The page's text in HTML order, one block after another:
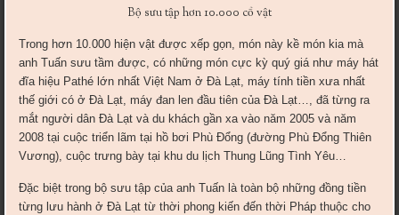
Bộ sưu tập hơn 10.000 cổ vật
Trong hơn 10.000 hiện vật được xếp gọn, món này kề món kia mà
anh Tuấn sưu tầm được, có những món cực kỳ quý giá như máy hát
đĩa hiệu Pathé lớn nhất Việt Nam ở Đà Lạt, máy tính tiền xưa nhất
thế giới có ở Đà Lạt, máy đan len đầu tiên của Đà Lạt…, đã từng ra
mắt người dân Đà Lạt và du khách gần xa vào năm 2005 và năm
2008 tại cuộc triển lãm tại hồ bơi Phù Đổng (đường Phù Đổng Thiên
Vương), cuộc trưng bày tại khu du lịch Thung Lũng Tình Yêu…
Đặc biệt trong bộ sưu tập của anh Tuấn là toàn bộ những đồng tiền
từng lưu hành ở Đà Lạt từ thời phong kiến đến thời Pháp thuộc cho